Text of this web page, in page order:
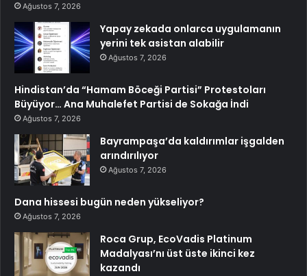
Ağustos 7, 2026
Yapay zekada onlarca uygulamanın
yerini tek asistan alabilir
Ağustos 7, 2026
Hindistan’da “Hamam Böceği Partisi” Protestoları
Büyüyor… Ana Muhalefet Partisi de Sokağa İndi
Ağustos 7, 2026
Bayrampaşa’da kaldırımlar işgalden
arındırılıyor
Ağustos 7, 2026
Dana hissesi bugün neden yükseliyor?
Ağustos 7, 2026
Roca Grup, EcoVadis Platinum
Madalyası’nı üst üste ikinci kez
kazandı